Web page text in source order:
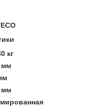
кг
мм
мм